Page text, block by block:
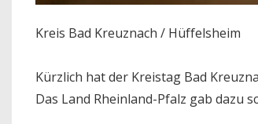
Kreis Bad Kreuznach / Hüffelsheim
Kürzlich hat der Kreistag Bad
Das Land Rheinland-Pfalz gab dazu